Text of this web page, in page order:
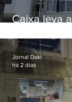
Caixa leva
Botafogo
Jornal Daki
há 2 dias